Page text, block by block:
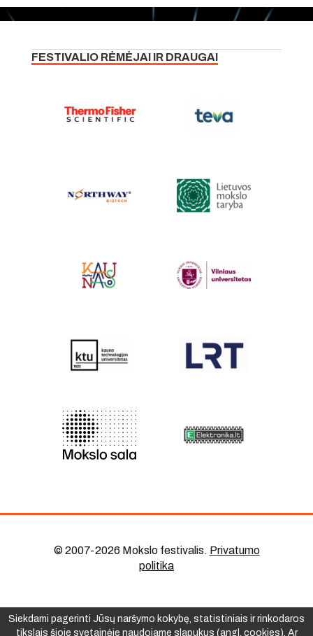
FESTIVALIO RĖMĖJAI IR DRAUGAI
© 2007-2026 Mokslo festivalis. Privatumo
politika
Siekdami pagerinti Jūsų naršymo kokybę, statistiniais ir rinkodaros
tikslais šioje svetainėje naudojame slapukus (angl. cookies). Ar